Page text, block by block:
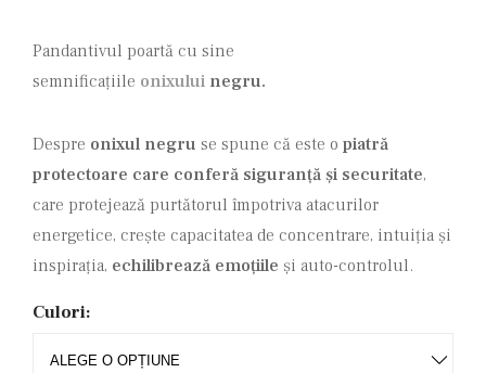
Pandantivul poartă cu sine
semnificațiile onixului negru.
Despre onixul negru se spune că este o piatră
protectoare care conferă siguranță și securitate,
care protejează purtătorul împotriva atacurilor
energetice, crește capacitatea de concentrare, intuiția și
inspirația, echilibrează emoțiile și auto-controlul.
Culori: